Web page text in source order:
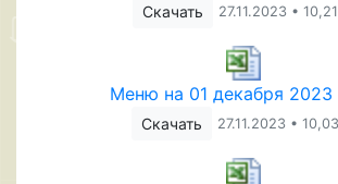
Скачать 27.11.2023 •
Меню на 01 декабря 2023
Скачать 27.11.2023 •